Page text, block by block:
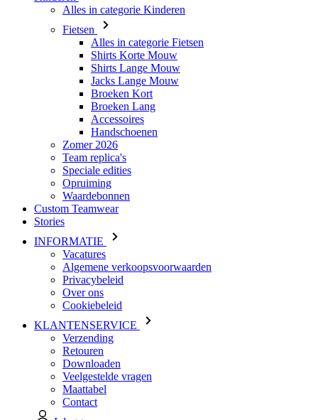
Shirts Lange Mouw
Jacks Lange Mouw
Broeken Kort
Broeken Lang
Accessoires
Handschoenen
Zomer 2026
Team replica's
Speciale edities
Opruiming
Waardebonnen
Custom Teamwear
Stories
INFORMATIE
Vacatures
Algemene verkoopsvoorwaarden
Privacybeleid
Cookiebeleid
KLANTENSERVICE
Verzending
Retouren
Downloaden
Veelgestelde vragen
Maattabel
Contact
Inloggen